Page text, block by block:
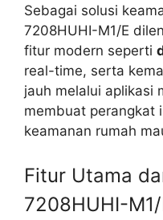
Sebagai solusi
7208HUHI-M1/E
fitur modern seperti
real-time, serta
jauh melalui aplikasi
membuat perangkat
keamanan rumah
Fitur Utama
7208HUHI-M1/